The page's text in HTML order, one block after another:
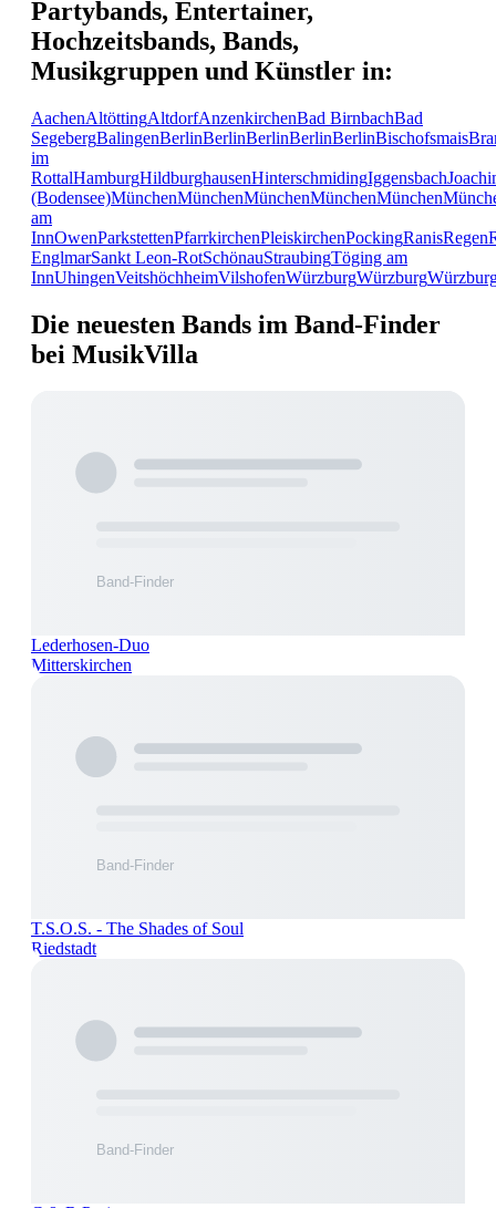
Partybands, Entertainer,
Hochzeitsbands, Bands,
Musikgruppen und Künstler in:
AachenAltöttingAltdorfAnzenkirchenBad BirnbachBad
SegebergBalingenBerlinBerlinBerlinBerlinBerlinBischofsmais
im
RottalHamburgHildburghausenHinterschmidingIggensbach
(Bodensee)MünchenMünchenMünchenMünchenMünchen
am
InnOwenParkstettenPfarrkirchenPleiskirchenPockingRanisRegen
EnglmarSankt Leon-RotSchönauStraubingTöging am
InnUhingenVeitshöchheimVilshofenWürzburgWürzburg
Die neuesten Bands im Band-Finder
bei MusikVilla
Lederhosen-Duo
Mitterskirchen
T.S.O.S. - The Shades of Soul
Riedstadt